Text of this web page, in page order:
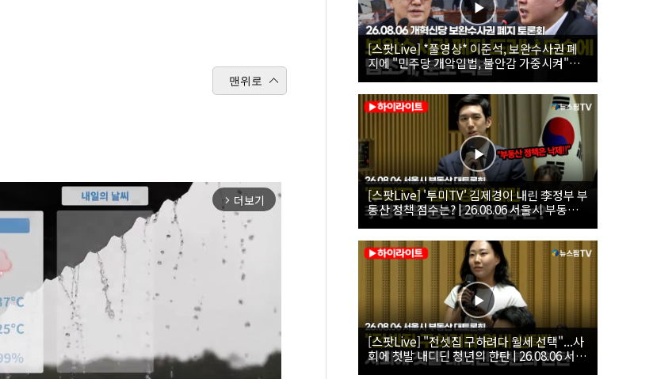
맨위로
arrow_forward_ios 더보기
[스팟Live] *풀영상* 이준석, 보완수사권 폐
지에 "민주당 개악입법, 불안감 가중시켜"｜
26.08.06 개혁신당 보완수사권 폐지 토론회
[스팟Live] '투미TV' 김제경이 내린 李정부 부
동산 정책 점수는? | 26.08.06 서울시 부동산
대토론회
[스팟Live] "전셋집 구하려다 월세 선택"...사
회에 첫발 내디딘 청년의 한탄 | 26.08.06 서울
시 부동산 대토론회